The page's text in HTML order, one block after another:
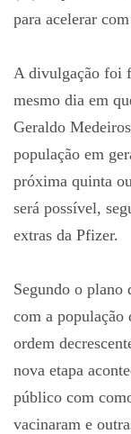
para acelerar
A divulgação foi
mesmo dia em
Geraldo
população em
próxima quinta
será possível,
extras da Pfizer.
Segundo o plano
com a população
ordem
nova etapa
público com
vacinaram e